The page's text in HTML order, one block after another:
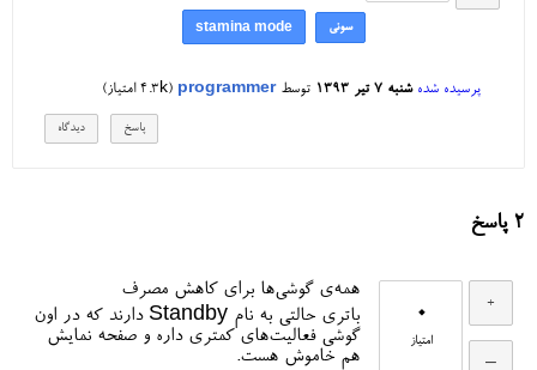
سونی stamina mode
پرسیده شده شنبه ۷ تیر ۱۳۹۳ توسطprogrammer
(
4.3k امتیاز)
2 پاسخ
0
امتیاز
همه‌ی گوشی‌ها برای کاهش مصرف
باتری حالتی به نام Standby دارند که در اون
گوشی فعالیت‌های کمتری داره و صفحه نمایش
هم خاموش هست.